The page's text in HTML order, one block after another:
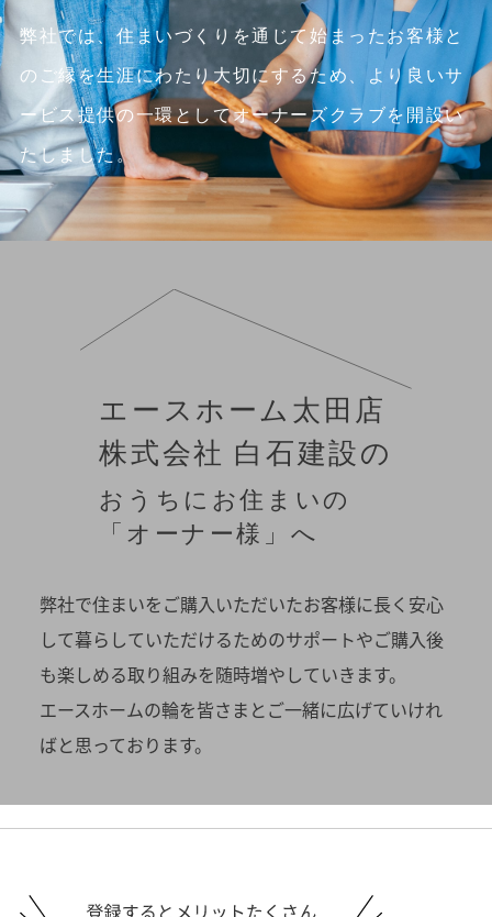
弊社では、住まいづくりを通じて始まった お客様と
のご縁を生涯にわたり大切にするため、 より良いサ
ービス提供の一環としてオーナーズクラブを開設い
たしました。
エースホーム太田店
株式会社 白石建設の
おうちにお住まいの
「オーナー様」へ
弊社で住まいをご購入いただいたお客様に長く安心
して暮らしていただけるためのサポートやご購入後
も楽しめる取り組みを随時増やしていきます。
エースホームの輪を皆さまとご一緒に広げていけれ
ばと思っております。